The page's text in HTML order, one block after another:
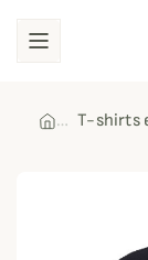
T-shirts